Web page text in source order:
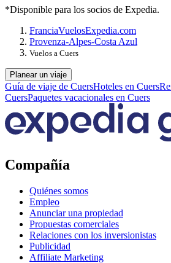
*Disponible para los socios de Expedia.
FranciaVuelosExpedia.com
Provenza-Alpes-Costa Azul
Vuelos a Cuers
Planear un viaje
Guía de viaje de CuersHoteles en Cuers
CuersPaquetes vacacionales en Cuers
Compañía
Quiénes somos
Empleo
Anunciar una propiedad
Propuestas comerciales
Relaciones con los inversionistas
Publicidad
Affiliate Marketing